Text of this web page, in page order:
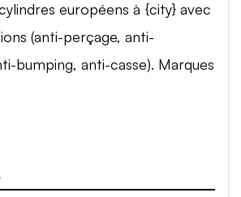
européens à {city} avec
(anti-perçage, anti-
bumping, anti-casse). Marques